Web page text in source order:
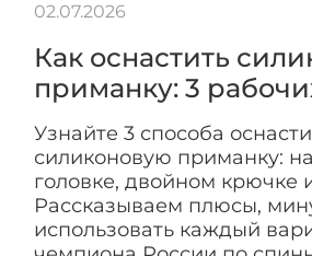
Как оснастить
приманку: 3
Узнайте 3 способа
силиконовую приманку:
головке, двойном крючке
Рассказываем плюсы,
использовать каждый
02.07.2026